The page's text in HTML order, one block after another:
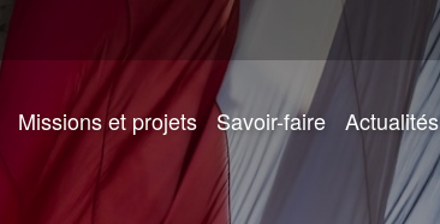
Missions et projets Savoir-faire Actualités